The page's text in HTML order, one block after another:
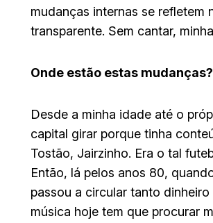
mudanças internas se refletem
transparente. Sem cantar,
Onde estão estas mudanças?
Desde a minha idade até o
capital girar porque tinha
Tostão, Jairzinho. Era o tal
Então, lá pelos anos 80,
passou a circular tanto
música hoje tem que procurar